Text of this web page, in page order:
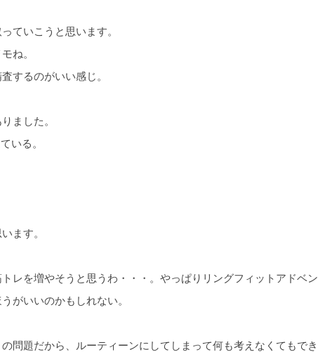
ていこうと思います。
ね。
するのがいい感じ。
ました。
いる。
ます。
レを増やそうと思うわ・・・。やっぱりリングフィットアドベン
がいいのかもしれない。
問題だから、ルーティーンにしてしまって何も考えなくてもでき